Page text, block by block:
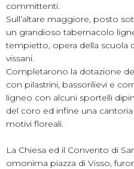
committenti.
Sull’altare maggiore, posto
un grandioso tabernacolo
tempietto, opera della scuola
vissani.
Completarono la dotazione
con pilastrini, bassorilievi e
ligneo con alcuni sportelli
del coro ed infine una
motivi floreali.
La Chiesa ed il Convento di
omonima piazza di Visso,